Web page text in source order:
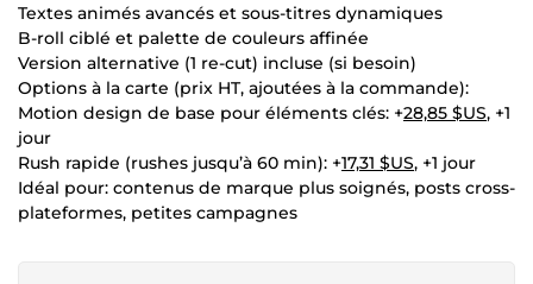
Textes animés avancés et sous-titres dynamiques
B-roll ciblé et palette de couleurs affinée
Version alternative (1 re-cut) incluse (si besoin)
Options à la carte (prix HT, ajoutées à la commande):
Motion design de base pour éléments clés: +28,85 $US, +1
jour
Rush rapide (rushes jusqu’à 60 min): +17,31 $US, +1 jour
Idéal pour: contenus de marque plus soignés, posts cross-
plateformes, petites campagnes